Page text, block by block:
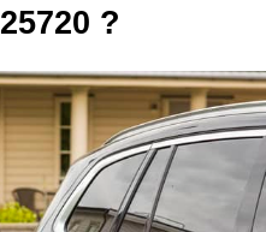
25720 ?